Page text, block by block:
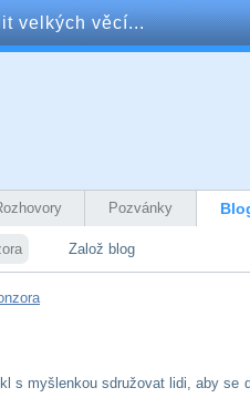
velkých věcí...
Pozvánky
Založ blog
s myšlenkou sdružovat lidi, aby se